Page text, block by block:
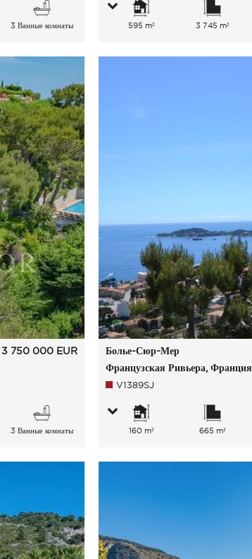
3 Ванные комнаты 595 m² 3 745 m²
3 750 000 EUR
3 Ванные комнаты
Болье-Сюр-Мер
Французская Ривьера, Франция
V1389SJ
160 m² 665 m²